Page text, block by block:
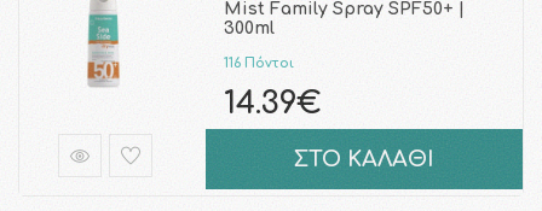
Mist Family Spray SPF50+ |
300ml
116 Πόντοι
14.39€
ΣΤΟ ΚΑΛΑΘΙ